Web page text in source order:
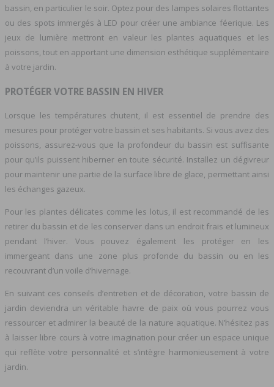
bassin, en particulier le soir. Optez pour des lampes solaires flottantes
ou des spots immergés à LED pour créer une ambiance féerique. Les
jeux de lumière mettront en valeur les plantes aquatiques et les
poissons, tout en apportant une dimension esthétique supplémentaire
à votre jardin.
PROTÉGER VOTRE BASSIN EN HIVER
Lorsque les températures chutent, il est essentiel de prendre des
mesures pour protéger votre bassin et ses habitants. Si vous avez des
poissons, assurez-vous que la profondeur du bassin est suffisante
pour qu’ils puissent hiberner en toute sécurité. Installez un dégivreur
pour maintenir une partie de la surface libre de glace, permettant ainsi
les échanges gazeux.
Pour les plantes délicates comme les lotus, il est recommandé de les
retirer du bassin et de les conserver dans un endroit frais et lumineux
pendant l’hiver. Vous pouvez également les protéger en les
immergeant dans une zone plus profonde du bassin ou en les
recouvrant d’un voile d’hivernage.
En suivant ces conseils d’entretien et de décoration, votre bassin de
jardin deviendra un véritable havre de paix où vous pourrez vous
ressourcer et admirer la beauté de la nature aquatique. N’hésitez pas
à laisser libre cours à votre imagination pour créer un espace unique
qui reflète votre personnalité et s’intègre harmonieusement à votre
jardin.